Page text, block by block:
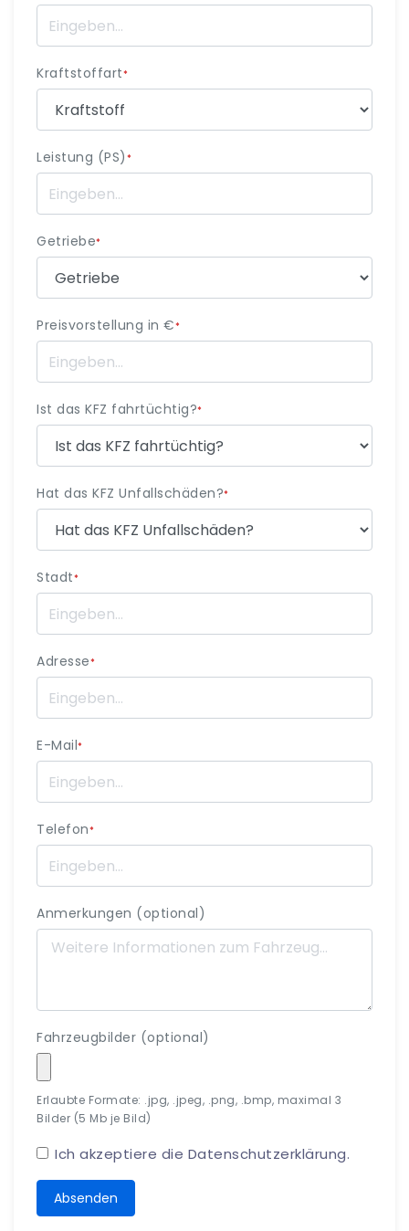
Kraftstoffart*
Leistung (PS) *
Getriebe*
Preisvorstellung in €*
Ist das KFZ fahrtüchtig?*
Hat das KFZ Unfallschäden?*
Stadt*
Adresse*
E-Mail*
Telefon*
Anmerkungen (optional)
Fahrzeugbilder (optional)
Erlaubte Formate: .jpg, .jpeg, .png, .bmp, maximal 3
Bilder (5 Mb je Bild)
Ich akzeptiere die Datenschutzerklärung.
Absenden